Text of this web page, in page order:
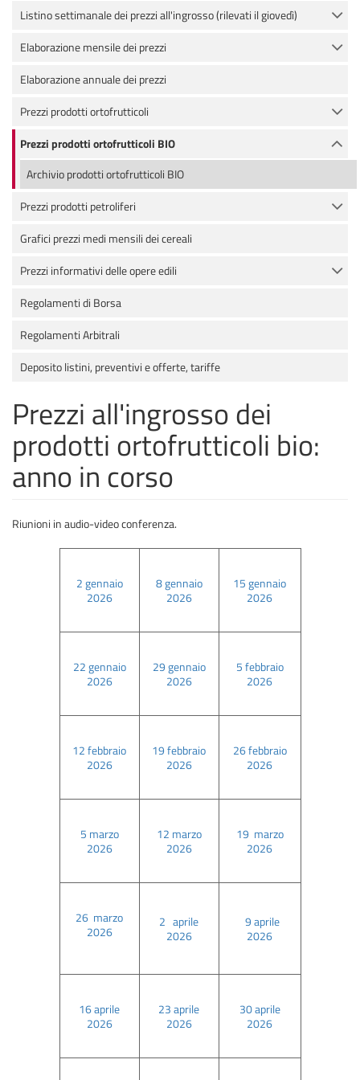
Listino settimanale dei prezzi all'ingrosso (rilevati il giovedì)
Elaborazione mensile dei prezzi
Elaborazione annuale dei prezzi
Prezzi prodotti ortofrutticoli
Prezzi prodotti ortofrutticoli BIO
Archivio prodotti ortofrutticoli BIO
Prezzi prodotti petroliferi
Grafici prezzi medi mensili dei cereali
Prezzi informativi delle opere edili
Regolamenti di Borsa
Regolamenti Arbitrali
Deposito listini, preventivi e offerte, tariffe
Prezzi all'ingrosso dei
prodotti ortofrutticoli bio:
anno in corso
Riunioni in audio-video conferenza.
2 gennaio
2026
8 gennaio
2026
15 gennaio
2026
22 gennaio
2026
29 gennaio
2026
5 febbraio
2026
12 febbraio
2026
19 febbraio
2026
26 febbraio
2026
5 marzo
2026
12 marzo
2026
19 marzo
2026
26 marzo
2026
2 aprile
2026
9 aprile
2026
16 aprile
2026
23 aprile
2026
30 aprile
2026